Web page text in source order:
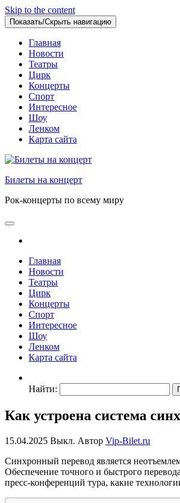
Skip to the content
Показать/Скрыть навигацию
Главная
Новости
Театры
Цирк
Концерты
Спорт
Интересное
Шоу
Ленком
Карта сайта
Билеты на концерт
Рок-концерты по всему миру
Главная
Новости
Театры
Цирк
Концерты
Спорт
Интересное
Шоу
Ленком
Карта сайта
Найти:
Как устроена система
15.04.2025 Выкл. Автор Vip-Bilet.ru
Синхронный перевод является
Обеспечение точного и быстрого
пресс-конференций тура, какие